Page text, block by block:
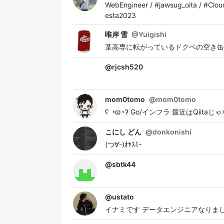
WebEngineer / #jawsug_oita /
esta2023
唯岸 雪 @Yuigishi
某高専に転がっているドクペの空き
@rjcsh520
mom0tomo @mom0tomo
ʕ ◔ϖ◔ʔ Go/インフラ 最近はQiitaじ
こにし どん @donkonishi
(つ∀-)ｵﾔｽﾐｰ
@sbtk44
@ustato
イナミです データエンジニアなりま